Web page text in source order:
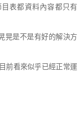
表都資料內容都只有
晃是不是有好的解決方
前看來似乎已經正常運